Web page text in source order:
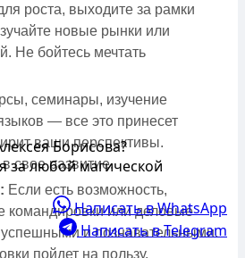
Борисова?
за любой магической
Написать в WhatsApp
Написать в Telegram
роста, выходите за рамки
новые рынки или
Не бойтесь мечтать
семинары, изучение
— все это принесет
ваши перспективы.
свое развитие.
Если есть возможность,
командировки или деловые
успешными и познавательными.
пойдет на пользу.